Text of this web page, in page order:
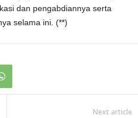
dan pengabdiannya serta
selama ini. (**)
Next article